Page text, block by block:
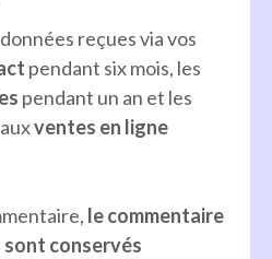
reçues via vos
pendant six mois, les
pendant un an et les
ventes en ligne
le commentaire
conservés